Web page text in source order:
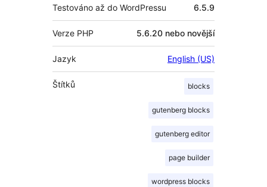
Testováno až do WordPressu 6.5.9
Verze PHP 5.6.20 nebo novější
Jazyk English (US)
Štítků blocks
gutenberg blocks
gutenberg editor
page builder
wordpress blocks